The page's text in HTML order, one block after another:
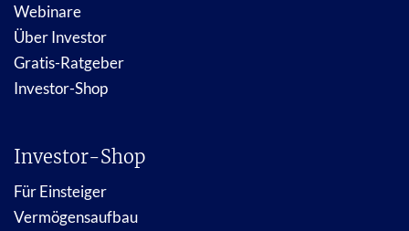
Webinare
Über Investor
Gratis-Ratgeber
Investor-Shop
Investor-Shop
Für Einsteiger
Vermögensaufbau